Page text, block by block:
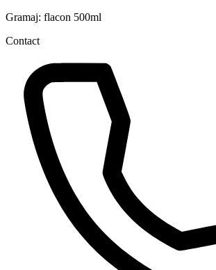
Gramaj: flacon 500ml
Contact